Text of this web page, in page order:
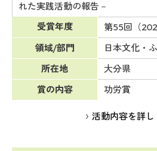
れた実践活動の報告－
受賞年度
第55回（
領域/部門
日本文化・
所在地
大分県
賞の内容
功労賞
活動内容を詳し